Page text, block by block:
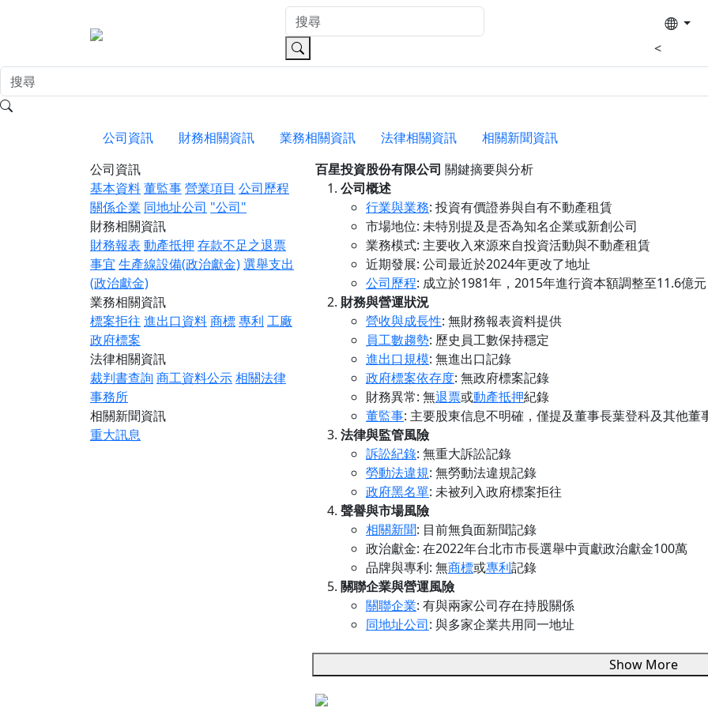
<
公司資訊 財務相關資訊 業務相關資訊 法律相關資訊
相關新聞資訊
公司資訊
基本資料董監事營業項目 公司歷程
關係企業 同地址公司 "公司"
財務相關資訊
財務報表 動產抵押 存款不足之退票
事宜 生產線設備(政治獻金)選舉支出
(政治獻金)
業務相關資訊
標案拒往 進出口資料商標專利 工廠
政府標案
法律相關資訊
裁判書查詢 商工資料公示相關法律
事務所
相關新聞資訊
重大訊息
百星投資股份有限公司 關鍵摘要與分析
公司概述
行業與業務: 投資有價證券與自有不動產租賃
市場地位: 未特別提及是否為知名企業或新創公司
業務模式: 主要收入來源來自投資活動與不動產租賃
近期發展: 公司最近於2024年更改了地址
公司歷程: 成立於1981年，2015年進行資本額調整至11.6億元
財務與營運狀況
營收與成長性: 無財務報表資料提供
員工數趨勢: 歷史員工數保持穩定
進出口規模: 無進出口記錄
政府標案依存度: 無政府標案記錄
財務異常: 無退票或動產抵押紀錄
董監事: 主要股東信息不明確，僅提及董事長葉登科及其他董
法律與監管風險
訴訟紀錄: 無重大訴訟記錄
勞動法違規: 無勞動法違規記錄
政府黑名單: 未被列入政府標案拒往
聲譽與市場風險
相關新聞: 目前無負面新聞記錄
政治獻金: 在2022年台北市市長選舉中貢獻政治獻金100萬
品牌與專利: 無商標或專利記錄
關聯企業與營運風險
關聯企業: 有與兩家公司存在持股關係
同地址公司: 與多家企業共用同一地址
Show More